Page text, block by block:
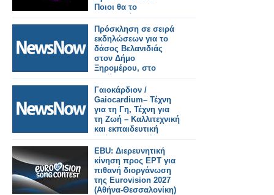
Ποιοι θα το
παρουσιάζουν και τι
ώρα θα παίζει;
Πρόσκληση σε σειρά
εκδηλώσεων για το
δάσος Βελανιδιάς
στον Δήμο
Ξηρομέρου, στο
πλαίσιο του
Eυρωπαϊκού
Συμφώνου για το
Κλίμα.
Γαιοκάρδιον /
Gaiocardium– Τέχνη
για τη Γη, Τέχνη για
τη Ζωή – Καλλιτεχνική
και εκπαιδευτική
δράση στον Δήμο
Ξηρομέρου.
EBU: Διερευνητική
κίνηση προς ΕΡΤ για
πιθανή διοργάνωση
της Eurovision 2027
(Αθήνα-Θεσσαλονίκη)